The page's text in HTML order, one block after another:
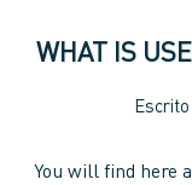
WHAT IS
You will find here